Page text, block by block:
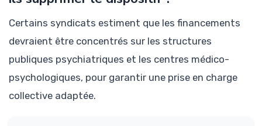
Certains syndicats estiment que les financements
devraient être concentrés sur les structures
publiques psychiatriques et les centres médico-
psychologiques, pour garantir une prise en charge
collective adaptée.